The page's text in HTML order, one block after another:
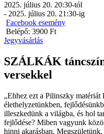
2025. július 20. 20:30-tól
- 2025. július 20. 21:30-ig
Facebook esemény
Belépő: 3900 Ft
Jegyvásárlás
SZÁLKÁK
versekkel
„Ehhez ezt a Pilinszky
élethelyzetünkben,
illeszkedünk a világba, és hol
fejlődése? Miben vagyunk
hinni akarásban.